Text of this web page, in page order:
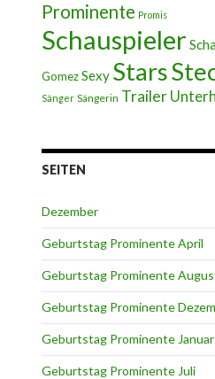
Prominente Promis
Schauspieler
GomezSexy Stars
Sänger Sängerin Trailer
SEITEN
Dezember
Geburtstag Prominente April
Geburtstag Prominente
Geburtstag Prominente
Geburtstag Prominente Januar
Geburtstag Prominente Juli